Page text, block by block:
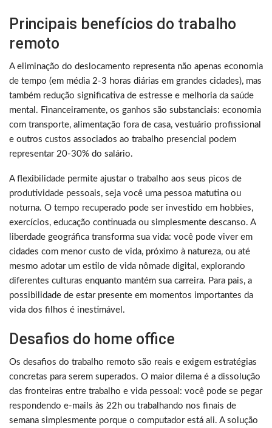
Principais benefícios do trabalho
remoto
A eliminação do deslocamento representa não apenas economia
de tempo (em média 2-3 horas diárias em grandes cidades), mas
também redução significativa de estresse e melhoria da saúde
mental. Financeiramente, os ganhos são substanciais: economia
com transporte, alimentação fora de casa, vestuário profissional
e outros custos associados ao trabalho presencial podem
representar 20-30% do salário.
A flexibilidade permite ajustar o trabalho aos seus picos de
produtividade pessoais, seja você uma pessoa matutina ou
noturna. O tempo recuperado pode ser investido em hobbies,
exercícios, educação continuada ou simplesmente descanso. A
liberdade geográfica transforma sua vida: você pode viver em
cidades com menor custo de vida, próximo à natureza, ou até
mesmo adotar um estilo de vida nômade digital, explorando
diferentes culturas enquanto mantém sua carreira. Para pais, a
possibilidade de estar presente em momentos importantes da
vida dos filhos é inestimável.
Desafios do home office
Os desafios do trabalho remoto são reais e exigem estratégias
concretas para serem superados. O maior dilema é a dissolução
das fronteiras entre trabalho e vida pessoal: você pode se pegar
respondendo e-mails às 22h ou trabalhando nos finais de
semana simplesmente porque o computador está ali. A solução